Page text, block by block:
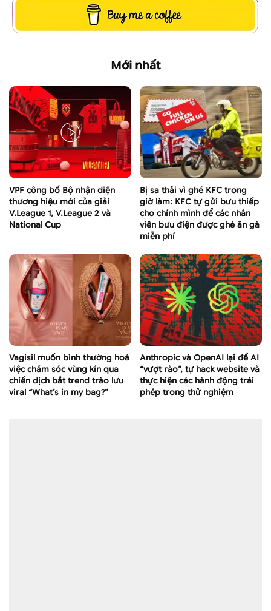
Mới nhất
VPF công bố Bộ nhận diện
thương hiệu mới của giải
V.League 1, V.League 2 và
National Cup
Bị sa thải vì ghé KFC trong
giờ làm: KFC tự gửi bưu thiếp
cho chính mình để các nhân
viên bưu điện được ghé ăn gà
miễn phí
Vagisil muốn bình thường hoá
việc chăm sóc vùng kín qua
chiến dịch bắt trend trào lưu
viral “What’s in my bag?”
Anthropic và OpenAI lại để AI
“vượt rào”, tự hack website và
thực hiện các hành động trái
phép trong thử nghiệm